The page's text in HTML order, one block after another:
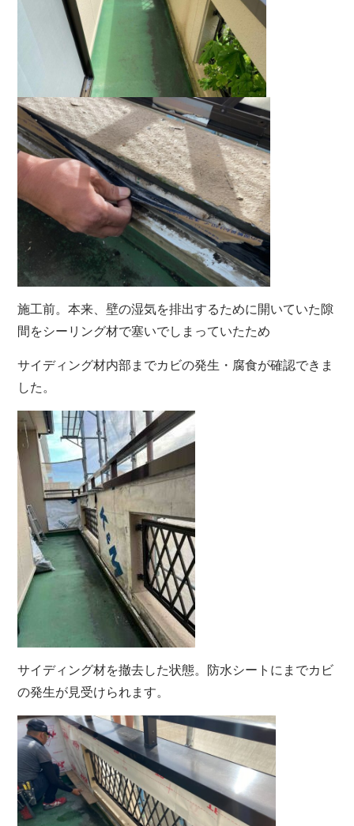
施工前。本来、壁の湿気を排出するために開いていた隙
間をシーリング材で塞いでしまっていたため
サイディング材内部までカビの発生・腐食が確認できま
した。
サイディング材を撤去した状態。防水シートにまでカビ
の発生が見受けられます。